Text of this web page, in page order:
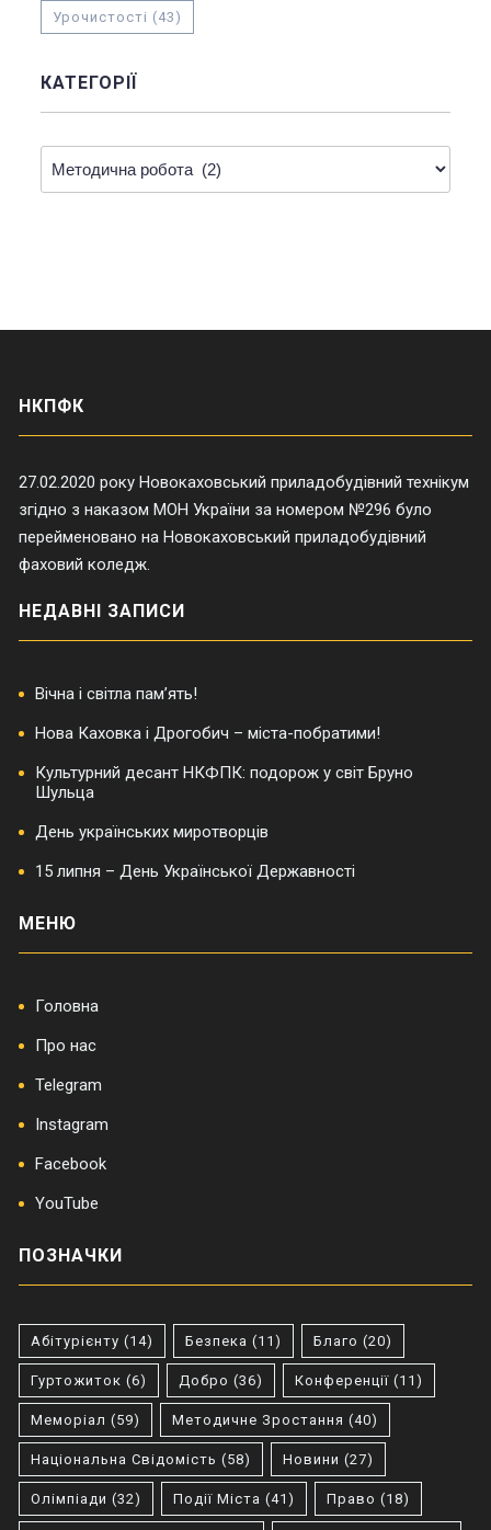
Урочистості (43)
КАТЕГОРІЇ
НКПФК
27.02.2020 року Новокаховський приладобудівний технікум
згідно з наказом МОН України за номером №296 було
перейменовано на Новокаховський приладобудівний
фаховий коледж.
НЕДАВНІ ЗАПИСИ
Вічна і світла пам’ять!
Нова Каховка і Дрогобич – міста-побратими!
Культурний десант НКФПК: подорож у світ Бруно
Шульца
День українських миротворців
15 липня – День Української Державності
МЕНЮ
Головна
Про нас
Telegram
Instagram
Facebook
YouTube
ПОЗНАЧКИ
Абітурієнту (14) Безпека (11) Благо (20)
Гуртожиток (6) Добро (36) Конференції(11)
Меморіал (59) Методичне Зростання (40)
Національна Свідомість (58) Новини (27)
Олімпіади (32) Події Міста (41) Право (18)